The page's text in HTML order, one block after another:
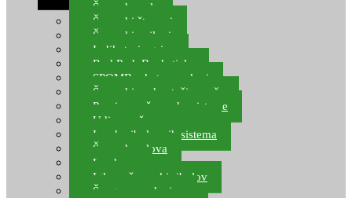
Šaranske role
Šaranski štapovi
Šaranski najloni
Indikatori ugriza
Rod Pod, Banksticks
SPOMB rakete, markeri
Šaranski podmetači, mreže
Pernice za šaranske sisteme
Udice za šarana, amura
Izrada ribolovnih sistema
Šaranska olova
Leadcore
Igle za šaranski ribolov
Špage, upredenice